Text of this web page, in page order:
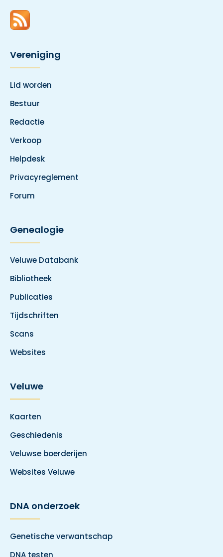
Vereniging
Lid worden
Bestuur
Redactie
Verkoop
Helpdesk
Privacyreglement
Forum
Genealogie
Veluwe Databank
Bibliotheek
Publicaties
Tijdschriften
Scans
Websites
Veluwe
Kaarten
Geschiedenis
Veluwse boerderijen
Websites Veluwe
DNA onderzoek
Genetische verwantschap
DNA testen